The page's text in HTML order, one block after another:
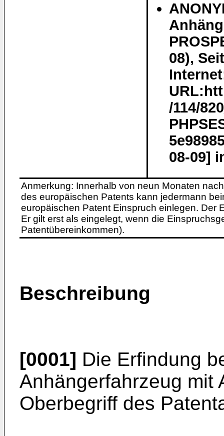
08),
/114/
08-09]
Anmerkung: Innerhalb von neun Monaten
des europäischen Patents kann jedermann
europäischen Patent Einspruch einlegen. Der
Er gilt erst als eingelegt, wenn die
Patentübereinkommen).
Beschreibung
[0001] Die Erfindung
Anhängerfahrzeug mit
Oberbegriff des